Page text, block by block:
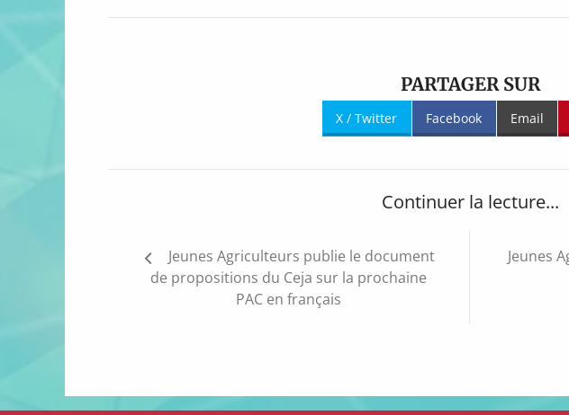
PARTAGER SUR
X / Twitter Facebook Email
Continuer la lecture...
Navigation
Jeunes Agriculteurs publie le document
de propositions du Ceja sur la prochaine
PAC en français
Jeunes